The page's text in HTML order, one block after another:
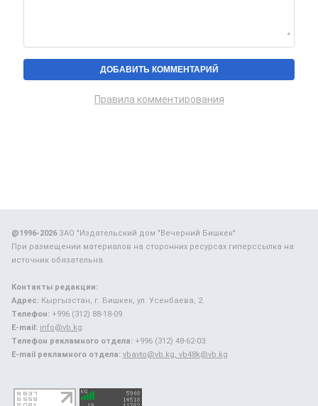
Правила комментирования
@1996-2026ЗАО "Издательский дом "Вечерний Бишкек"
При размещении материалов на сторонних ресурсах гиперссылка на
источник обязательна.
Контакты редакции:
Адрес: Кыргызстан, г. Бишкек, ул. Усенбаева, 2.
Телефон: +996 (312) 88-18-09.
E-mail: info@vb.kg
Телефон рекламного отдела: +996 (312) 48-62-03.
E-mail рекламного отдела: vbavto@vb.kg, vb48k@vb.kg